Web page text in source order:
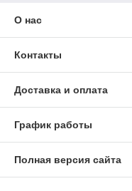
О нас
Контакты
Доставка и оплата
График работы
Полная версия сайта